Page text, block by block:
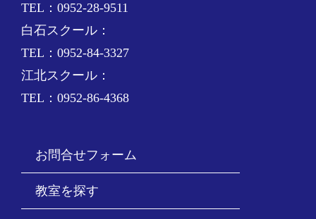
TEL：0952-28-9511
白石スクール：
TEL：0952-84-3327
江北スクール：
TEL：0952-86-4368
お問合せフォーム
教室を探す